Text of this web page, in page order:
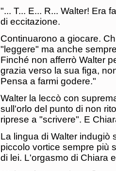
"... T... E... R... Walter! Era
di eccitazione.
Continuarono a giocare.
"leggere" ma anche
Finché non afferrò Walter
grazia verso la sua figa,
Pensa a farmi godere."
Walter la leccò con
sull'orlo del punto di non
riprese a "scrivere". E
La lingua di Walter indugiò
piccolo vortice sempre più
di lei. L'orgasmo di Chiara